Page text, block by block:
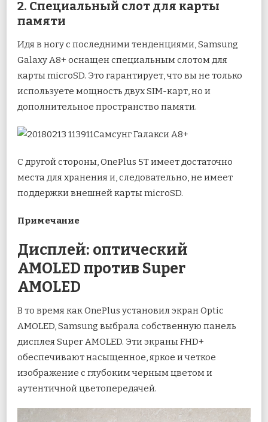
2. Специальный слот для карты
памяти
Идя в ногу с последними тенденциями, Samsung
Galaxy A8+ оснащен специальным слотом для
карты microSD. Это гарантирует, что вы не только
используете мощность двух SIM-карт, но и
дополнительное пространство памяти.
Самсунг Галакси А8+
С другой стороны, OnePlus 5T имеет достаточно
места для хранения и, следовательно, не имеет
поддержки внешней карты microSD.
Примечание
Дисплей: оптический
AMOLED против Super
AMOLED
В то время как OnePlus установил экран Optic
AMOLED, Samsung выбрала собственную панель
дисплея Super AMOLED. Эти экраны FHD+
обеспечивают насыщенное, яркое и четкое
изображение с глубоким черным цветом и
аутентичной цветопередачей.